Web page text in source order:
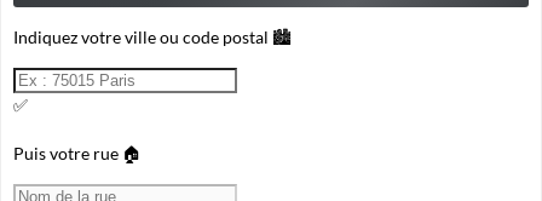
Indiquez votre ville ou code postal 🏙️
✅
Puis votre rue 🏠